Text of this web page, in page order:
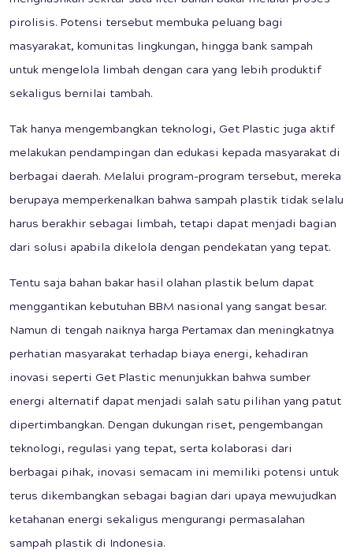
pirolisis. Potensi tersebut membuka peluang bagi
masyarakat, komunitas lingkungan, hingga bank sampah
untuk mengelola limbah dengan cara yang lebih produktif
sekaligus bernilai tambah.
Tak hanya mengembangkan teknologi, Get Plastic juga aktif
melakukan pendampingan dan edukasi kepada masyarakat di
berbagai daerah. Melalui program-program tersebut, mereka
berupaya memperkenalkan bahwa sampah plastik tidak selalu
harus berakhir sebagai limbah, tetapi dapat menjadi bagian
dari solusi apabila dikelola dengan pendekatan yang tepat.
Tentu saja bahan bakar hasil olahan plastik belum dapat
menggantikan kebutuhan BBM nasional yang sangat besar.
Namun di tengah naiknya harga Pertamax dan meningkatnya
perhatian masyarakat terhadap biaya energi, kehadiran
inovasi seperti Get Plastic menunjukkan bahwa sumber
energi alternatif dapat menjadi salah satu pilihan yang patut
dipertimbangkan. Dengan dukungan riset, pengembangan
teknologi, regulasi yang tepat, serta kolaborasi dari
berbagai pihak, inovasi semacam ini memiliki potensi untuk
terus dikembangkan sebagai bagian dari upaya mewujudkan
ketahanan energi sekaligus mengurangi permasalahan
sampah plastik di Indonesia.